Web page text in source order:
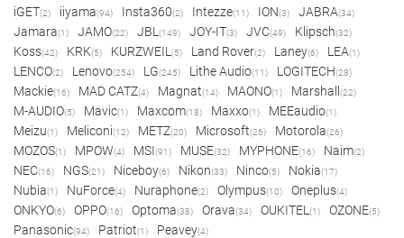
iGET(2) iiyama(94) Insta360(2) Intezze(11) ION(3) JABRA(34)
Jamara(1) JAMO(22) JBL (149) JOY-IT(3) JVC(49) Klipsch(32)
Koss(42) KRK(5) KURZWEIL (5) Land Rover(2) Laney(6) LEA(1)
LENCO(2) Lenovo(254) LG(245) Lithe Audio(11) LOGITECH(28)
Mackie(16) MAD CATZ(4) Magnat(14) MAONO(1) Marshall (22)
M-AUDIO(5) Mavic(1) Maxcom(18) Maxxo(1) MEEaudio(1)
Meizu(1) Meliconi(12) METZ(20) Microsoft(26) Motorola(26)
MOZOS(1) MPOW(4) MSI(91) MUSE(32) MYPHONE(16) Naim(2)
NEC(16) NGS(21) Niceboy(6) Nikon(33) Ninco(5) Nokia(17)
Nubia(1) NuForce(4) Nuraphone(2) Olympus(10) Oneplus(4)
ONKYO(6) OPPO(16) Optoma(38) Orava(34) OUKITEL (1) OZONE(5)
Panasonic(94) Patriot(1) Peavey(4)